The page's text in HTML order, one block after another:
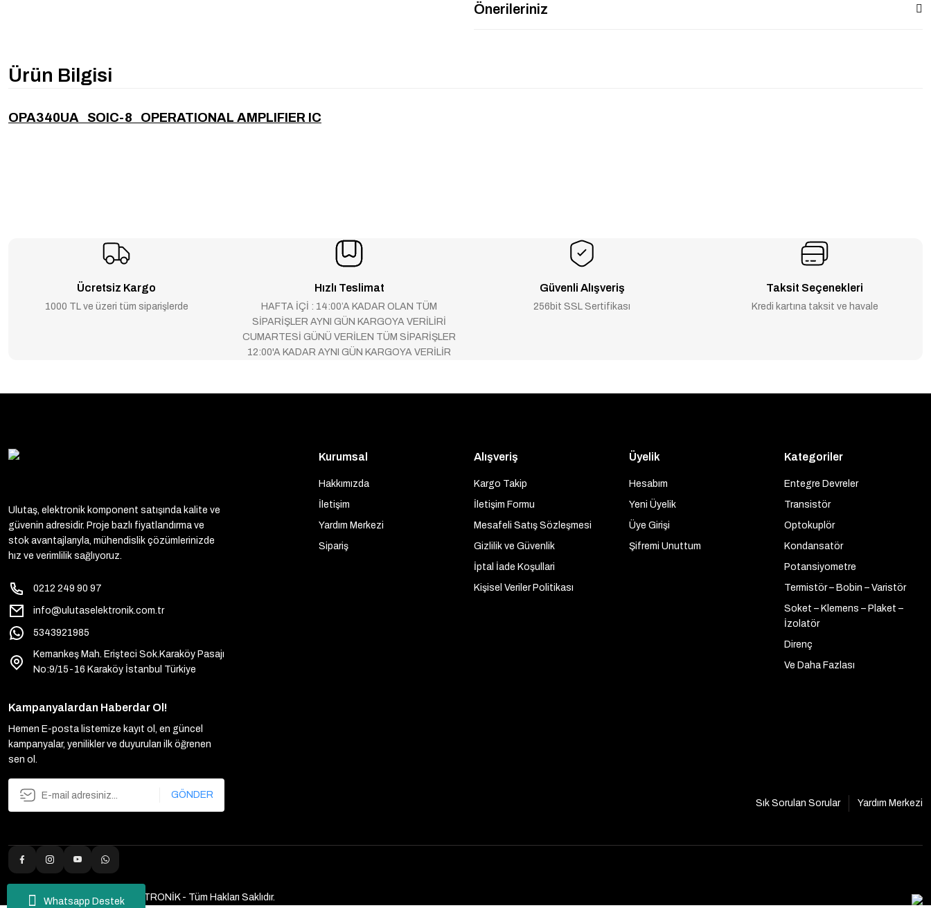
Whatsapp Destek
Önerileriniz
Ürün Bilgisi
OPA340UA SOIC-8 OPERATIONAL AMPLIFIER IC
Ücretsiz Kargo
1000 TL ve üzeri tüm siparişlerde
Hızlı Teslimat
HAFTA İÇİ : 14:00’A KADAR OLAN TÜM
SİPARİŞLER AYNI GÜN KARGOYA VERİLİRİ
CUMARTESİ GÜNÜ VERİLEN TÜM SİPARİŞLER
12:00'A KADAR AYNI GÜN KARGOYA VERİLİR
Güvenli Alışveriş
256bit SSL Sertifikası
Taksit Seçenekleri
Kredi kartına taksit ve havale
Ulutaş, elektronik komponent satışında kalite ve
güvenin adresidir. Proje bazlı fiyatlandırma ve
stok avantajlarıyla, mühendislik çözümlerinizde
hız ve verimlilik sağlıyoruz.
0212 249 90 97
info@ulutaselektronik.com.tr
5343921985
Kemankeş Mah. Erişteci Sok.Karaköy Pasajı
No:9/15-16 Karaköy İstanbul Türkiye
Kurumsal
Hakkımızda
İletişim
Yardım Merkezi
Sipariş
Alışveriş
Kargo Takip
İletişim Formu
Mesafeli Satış Sözleşmesi
Gizlilik ve Güvenlik
İptal İade Koşullari
Kişisel Veriler Politikası
Üyelik
Hesabım
Yeni Üyelik
Üye Girişi
Şifremi Unuttum
Kategoriler
Entegre Devreler
Transistör
Optokuplör
Kondansatör
Potansiyometre
Termistör – Bobin – Varistör
Soket – Klemens – Plaket –
İzolatör
Direnç
Ve Daha Fazlası
Kampanyalardan Haberdar Ol!
Hemen E-posta listemize kayıt ol, en güncel
kampanyalar, yenilikler ve duyuruları ilk öğrenen
sen ol.
GÖNDER
Sık Sorulan Sorular
Yardım Merkezi
2025 Copyright ULUTAŞ ELEKTRONİK - Tüm Hakları Saklıdır.